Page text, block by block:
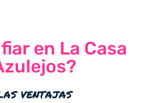
en La Casa
ventajas